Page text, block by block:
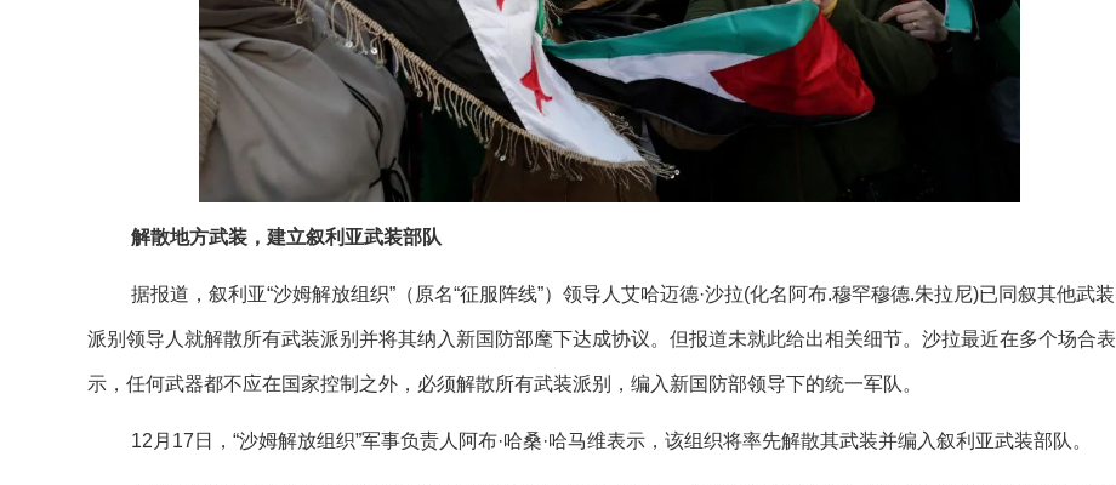
解散地方武装，建立叙利亚武装部队
据报道，叙利亚“沙姆解放组织”（原名“征服阵线”）领导人艾哈迈德·沙拉(化名阿布.穆罕穆德.朱拉尼)已同叙其他武装
派别领导人就解散所有武装派别并将其纳入新国防部麾下达成协议。但报道未就此给出相关细节。沙拉最近在多个场合表
示，任何武器都不应在国家控制之外，必须解散所有武装派别，编入新国防部领导下的统一军队。
12月17日，“沙姆解放组织”军事负责人阿布·哈桑·哈马维表示，该组织将率先解散其武装并编入叙利亚武装部队。